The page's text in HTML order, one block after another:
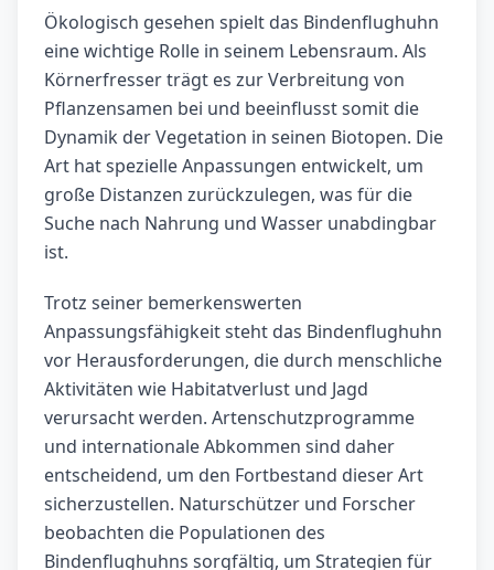
Ökologisch gesehen spielt das Bindenflughuhn
eine wichtige Rolle in seinem Lebensraum. Als
Körnerfresser trägt es zur Verbreitung von
Pflanzensamen bei und beeinflusst somit die
Dynamik der Vegetation in seinen Biotopen. Die
Art hat spezielle Anpassungen entwickelt, um
große Distanzen zurückzulegen, was für die
Suche nach Nahrung und Wasser unabdingbar
ist.
Trotz seiner bemerkenswerten
Anpassungsfähigkeit steht das Bindenflughuhn
vor Herausforderungen, die durch menschliche
Aktivitäten wie Habitatverlust und Jagd
verursacht werden. Artenschutzprogramme
und internationale Abkommen sind daher
entscheidend, um den Fortbestand dieser Art
sicherzustellen. Naturschützer und Forscher
beobachten die Populationen des
Bindenflughuhns sorgfältig, um Strategien für